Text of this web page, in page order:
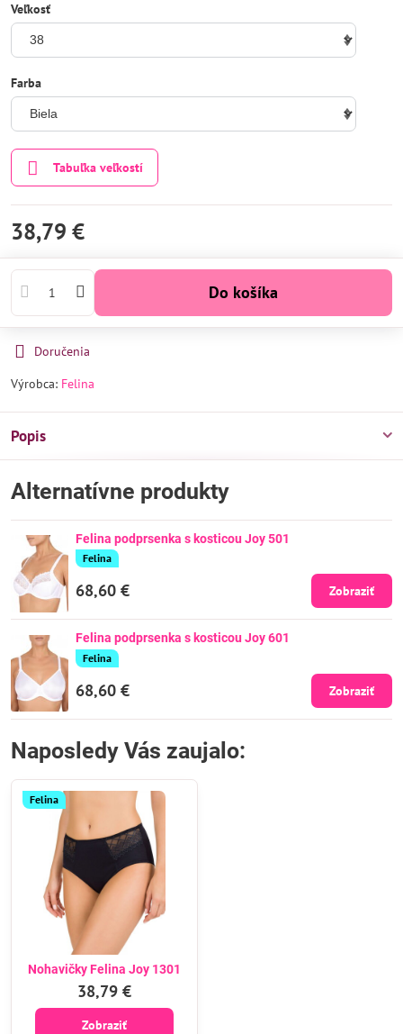
Veľkosť
Farba
Tabuľka veľkostí
38,79 €
Do košíka
Doručenia
Výrobca: Felina
Popis
Alternatívne produkty
Felina podprsenka s kosticou Joy 501
Felina
68,60 € Zobraziť
Felina podprsenka s kosticou Joy 601
Felina
68,60 € Zobraziť
Naposledy Vás zaujalo:
Felina
Nohavičky Felina Joy 1301
38,79 €
Zobraziť